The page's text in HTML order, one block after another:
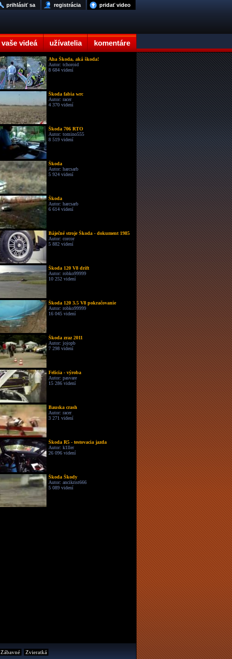
vaše videá užívatelia komentáre
pridať video
registrácia
prihlásiť sa
Aha Škoda, aká škoda!
Autor: tchoroid
8 684 videní
Škoda fabia wrc
Autor: racer
4 370 videní
Škoda 706 RTO
Autor: tomino555
8 519 videní
Škoda
Autor: harcsarb
5 924 videní
Škoda
Autor: harcsarb
6 614 videní
Báječné stroje Škoda - dokument 1985
Autor: corcor
5 882 videní
Škoda 120 V8 drift
Autor: robko99999
10 252 videní
Škoda 120 3.5 V8 pokračovanie
Autor: robko99999
16 045 videní
Škoda zraz 2011
Autor: jojopb
7 298 videní
Felicia - výroba
Autor: pasvare
15 286 videní
Bauska crash
Autor: racer
3 271 videní
Škoda R5 - testovacia jazda
Autor: k1ller
26 096 videní
Škoda Škody
Autor: ancikrist666
5 089 videní
Zábavné Zvieratká